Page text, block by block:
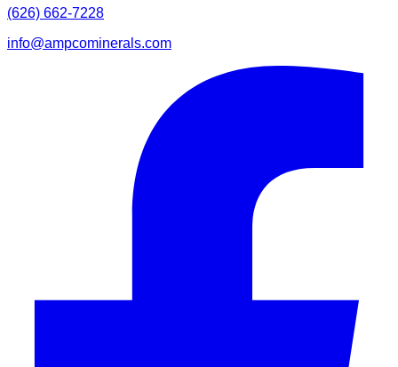
(626) 662-7228
info@ampcominerals.com